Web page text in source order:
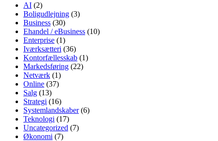
AI (2)
Boligudlejning (3)
Business (30)
Ehandel / eBusiness (10)
Enterprise (1)
Iværksætteri (36)
Kontorfællesskab (1)
Markedsføring (22)
Netværk (1)
Online (37)
Salg (13)
Strategi (16)
Systemlandskaber(6)
Teknologi (17)
Uncategorized (7)
Økonomi (7)